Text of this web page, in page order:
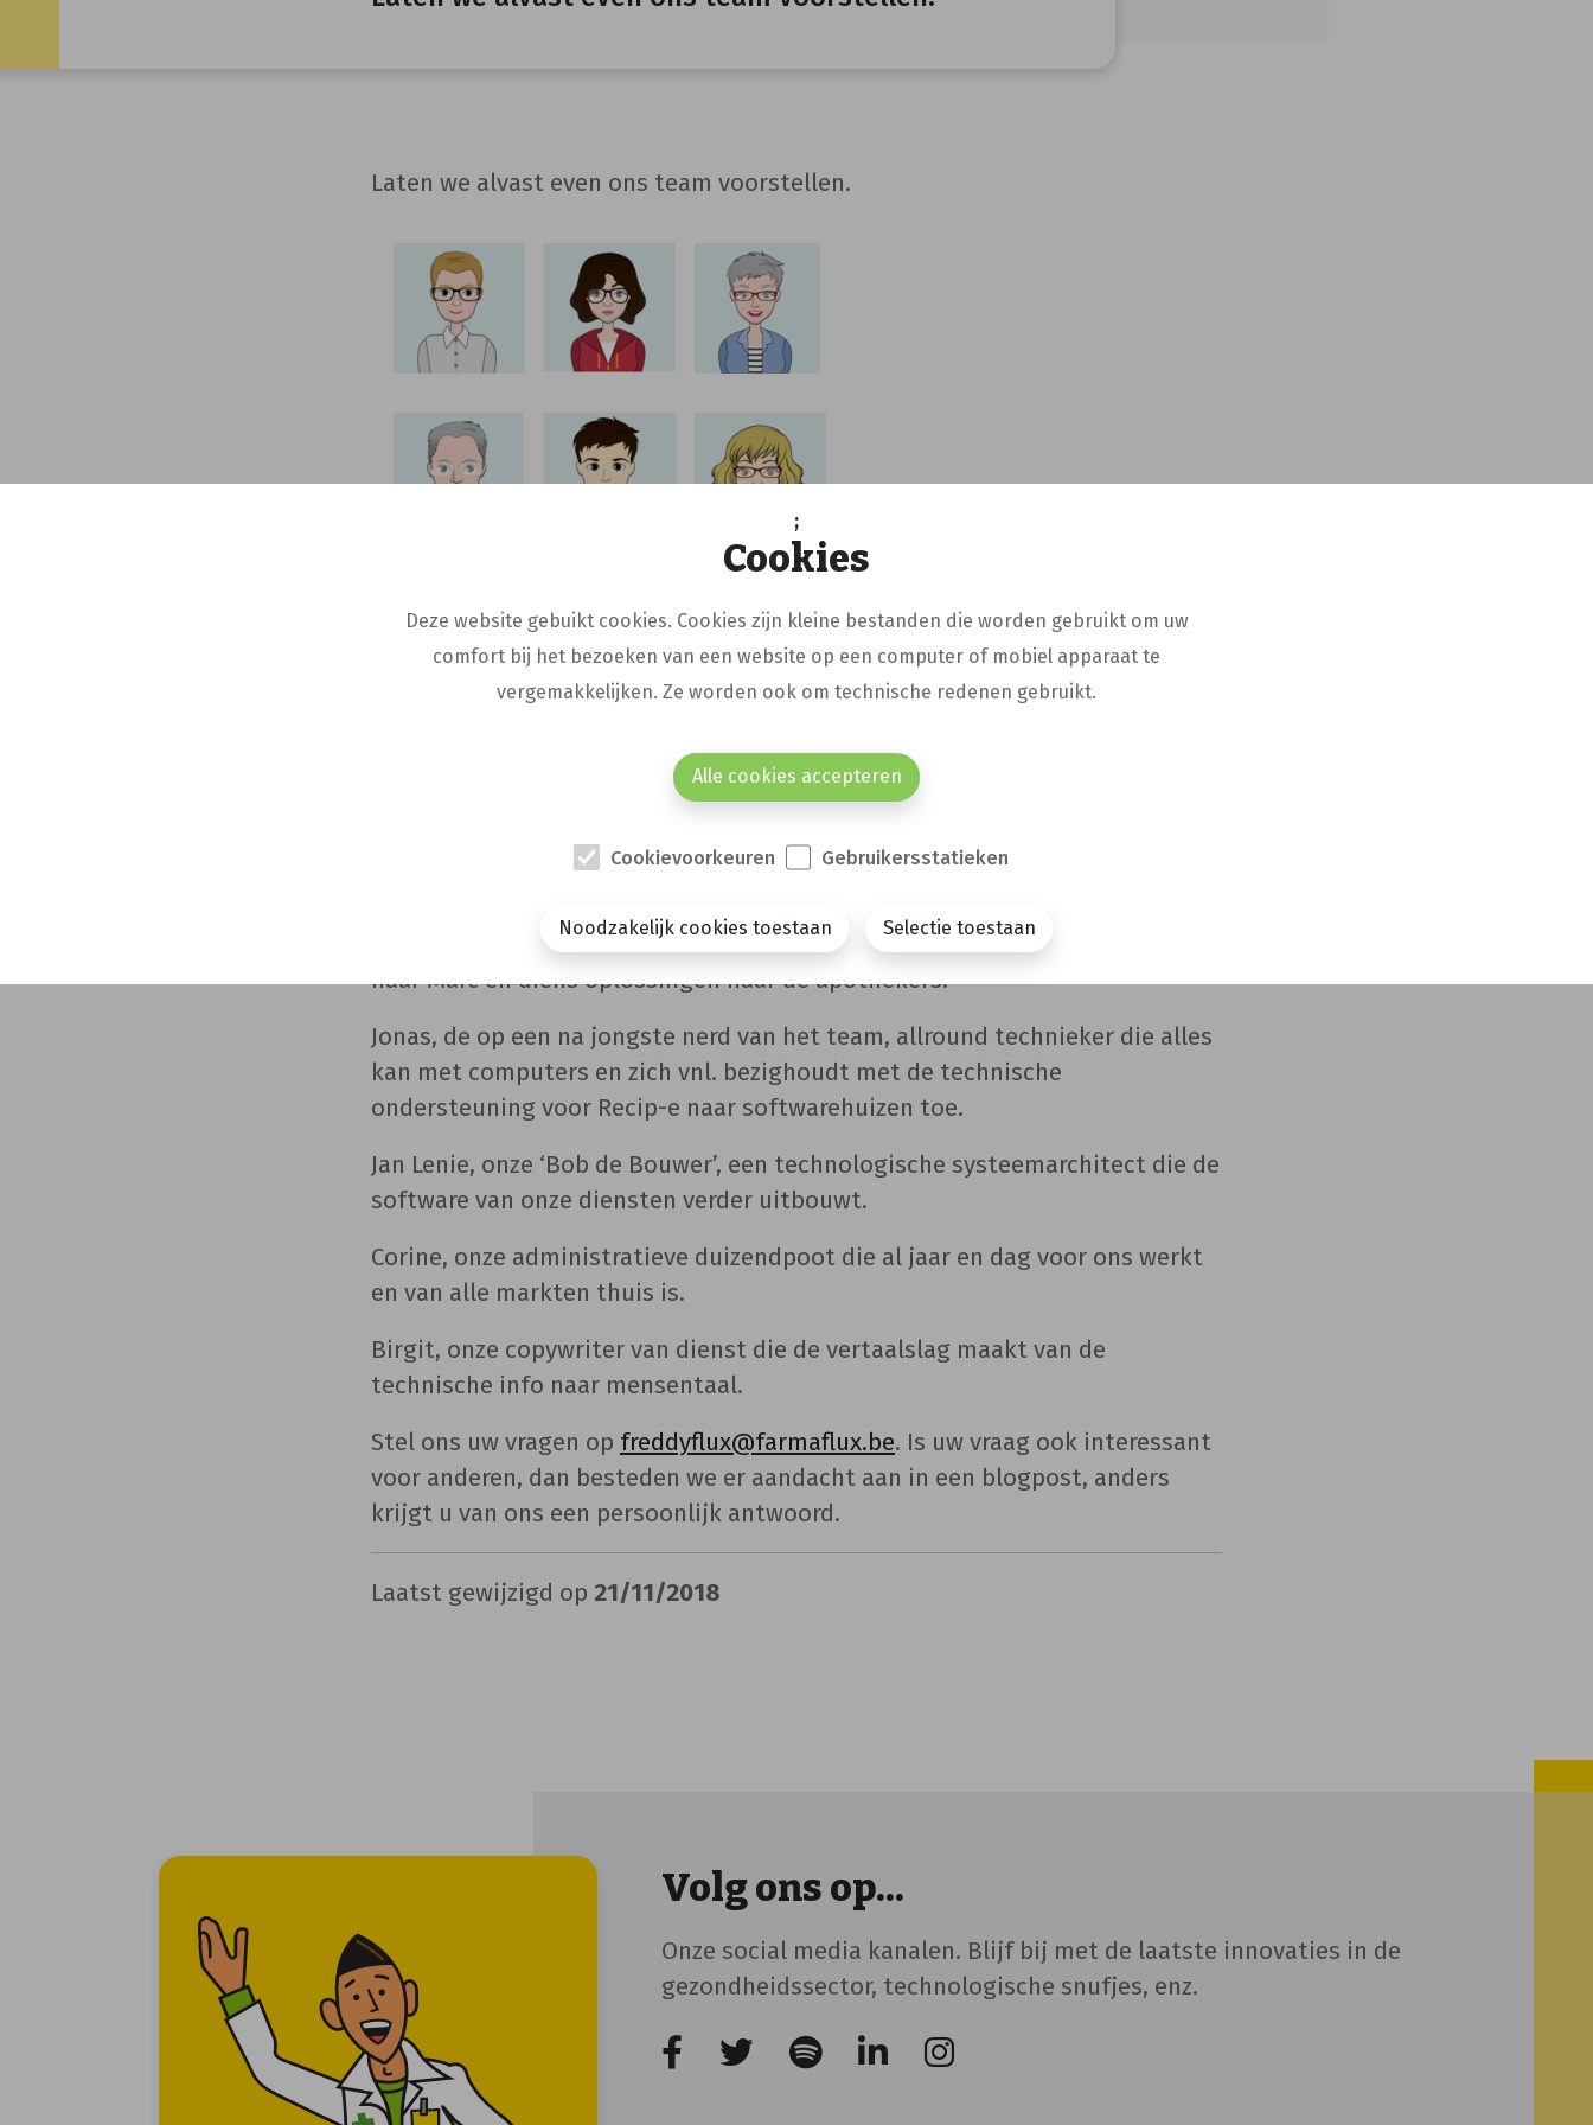
;
Cookies
Deze website gebuikt cookies. Cookies zijn kleine bestanden die worden gebruikt om uw
comfort bij het bezoeken van een website op een computer of mobiel apparaat te
vergemakkelijken. Ze worden ook om technische redenen gebruikt.
Alle cookies accepteren
Cookievoorkeuren Gebruikersstatieken
Noodzakelijk cookies toestaan Selectie toestaan
Laten we alvast even ons team voorstellen.
Momenteel zijn we met zijn zessen, maar dat is niet altijd zo geweest. Ziekte
en gebroken ledematen gooiden het voorbije jaar serieus wat roet in ons
werk. Nu zijn we compleet en werken nota bene met evenveel vrouwen als
Marc, the boss, een technische knobbel met visie die kalm blijft
brein achter FarmaFlux.
om 24/7 systeempannes op te sporen. Ze vertaalt de noden van apothekers
naar Marc en diens oplossingen naar de apothekers.
Jonas, de op een na jongste nerd van het team, allround technieker die alles
kan met computers en zich vnl. bezighoudt met de technische
ondersteuning voor Recip-e naar softwarehuizen toe.
Jan Lenie, onze ‘Bob de Bouwer’, een technologische systeemarchitect die de
software van onze diensten verder uitbouwt.
Corine, onze administratieve duizendpoot die al jaar en dag voor ons werkt
en van alle markten thuis is.
Birgit, onze copywriter van dienst die de vertaalslag maakt van de
technische info naar mensentaal.
Stel ons uw vragen op freddyflux@farmaflux.be. Is uw vraag ook interessant
voor anderen, dan besteden we er aandacht aan in een blogpost, anders
krijgt u van ons een persoonlijk antwoord.
Laatst gewijzigd op 21/11/2018
Volg ons op...
Onze social media kanalen. Blijf bij met de laatste innovaties in de
gezondheidssector, technologische snufjes, enz.